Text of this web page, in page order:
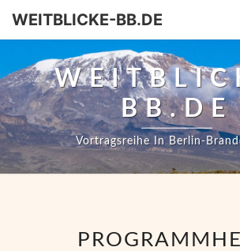
WEITBLICKE-BB.DE
BB.DE
Vortragsreihe In Berlin-